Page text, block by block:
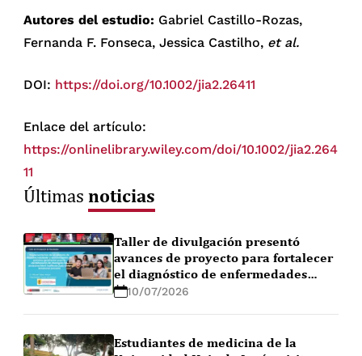
Autores del estudio: Gabriel Castillo-Rozas,
Fernanda F. Fonseca, Jessica Castilho, et al.
DOI: https://doi.org/10.1002/jia2.26411
Enlace del artículo:
https://onlinelibrary.wiley.com/doi/10.1002/jia2.264
11
Últimasnoticias
Taller de divulgación presentó
avances de proyecto para fortalecer
el diagnóstico de enfermedades
febriles en la Amazonía peruana
10/07/2026
Estudiantes de medicina de la